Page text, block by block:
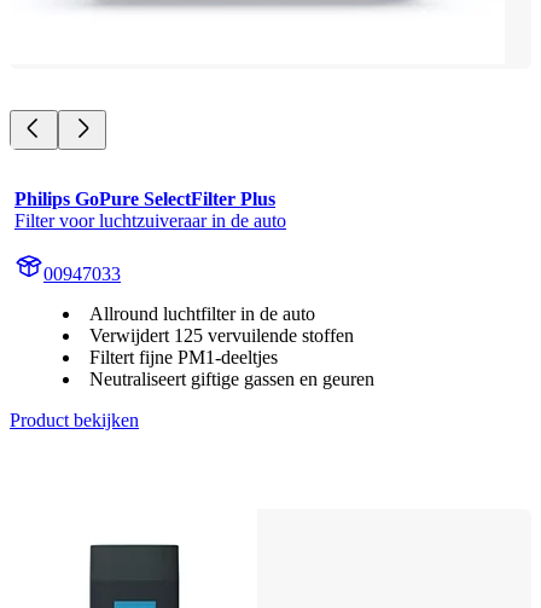
Philips GoPure SelectFilter Plus
Filter voor luchtzuiveraar in de auto
00947033
Allround luchtfilter in de auto
Verwijdert 125 vervuilende stoffen
Filtert fijne PM1-deeltjes
Neutraliseert giftige gassen en geuren
Product bekijken